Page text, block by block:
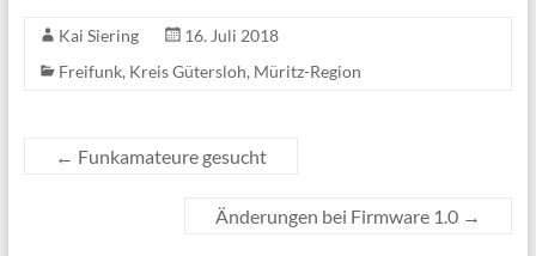
Kai Siering
16. Juli 2018
Freifunk, Kreis Gütersloh, Müritz-Region
← Funkamateure gesucht
Änderungen bei Firmware 1.0 →